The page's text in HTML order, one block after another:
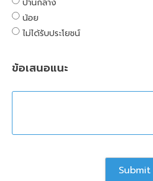
ปานกลาง
น้อย
ไม่ได้รับประโยชน์
ข้อเสนอแนะ